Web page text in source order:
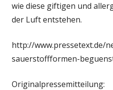
wie diese giftigen und
der Luft entstehen.
http://www.pressetext.de/
sauerstoffformen-
Originalpressemitteilung: